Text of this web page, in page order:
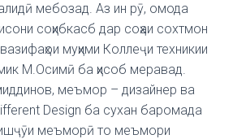
мебозад. Аз ин рӯ, омода
соҳибкасб дар соҳаи сохтмон
муҳими Коллеҷи техникии
М.Осимӣ ба ҳисоб меравад.
меъмор – дизайнер ва
Design ба сухан баромада
меъморӣ то меъмори